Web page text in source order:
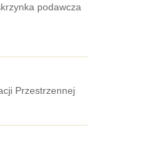
podawcza
Przestrzennej